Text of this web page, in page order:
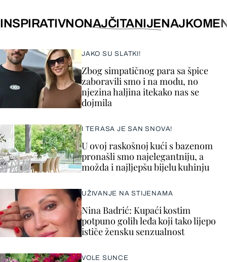
INSPIRATIVNONAJČITANIJE
JAKO SU SLATKI!
Zbog simpatičnog para sa špice
zaboravili smo i na modu, no
njezina haljina itekako nas se
dojmila
I TERASA JE SAN SNOVA!
U ovoj raskošnoj kući s bazenom
pronašli smo najelegantniju, a
možda i najljepšu bijelu kuhinju
UŽIVANJE NA STIJENAMA
Nina Badrić: Kupaći kostim
potpuno golih leđa koji tako lijepo
ističe žensku senzualnost
VOLE SUNCE